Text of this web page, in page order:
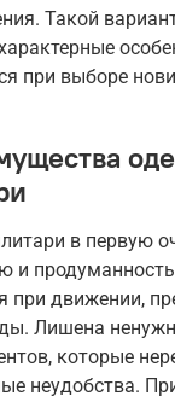
Такой
при выборе
в первую
и
при движении,
Лишена
которые
неудобства.